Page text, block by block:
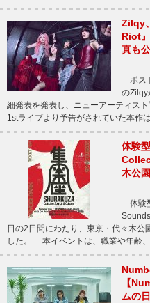
Zilqy
Riot
真も
ポス
のZilqy
細発表を発表し、ニューアーティス
1stライブより予告がされていた本作
体験
木公
体験
日の2日間にわたり、東京・代々木公
した。 本イベントは、職業や年齢
【
ムの